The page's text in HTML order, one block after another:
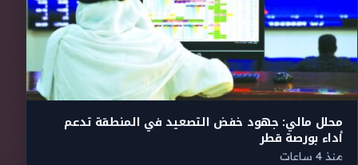
محلل مالي: جهود خفض التصعيد في المنطقة تدعم
أداء بورصة قطر
منذ 4 ساعات